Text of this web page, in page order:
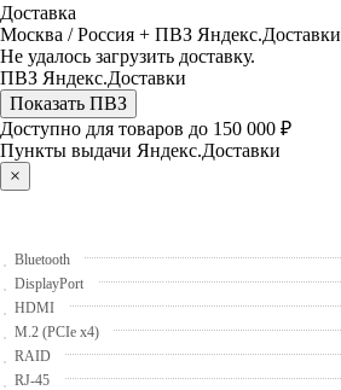
Доставка
Москва / Россия + ПВЗ Яндекс.Доставки
Не удалось загрузить доставку.
ПВЗ Яндекс.Доставки
Показать ПВЗ
Доступно для товаров до 150 000 ₽
Пункты выдачи Яндекс.Доставки
×
Bluetooth
DisplayPort
HDMI
M.2 (PCIe x4)
RAID
RJ-45